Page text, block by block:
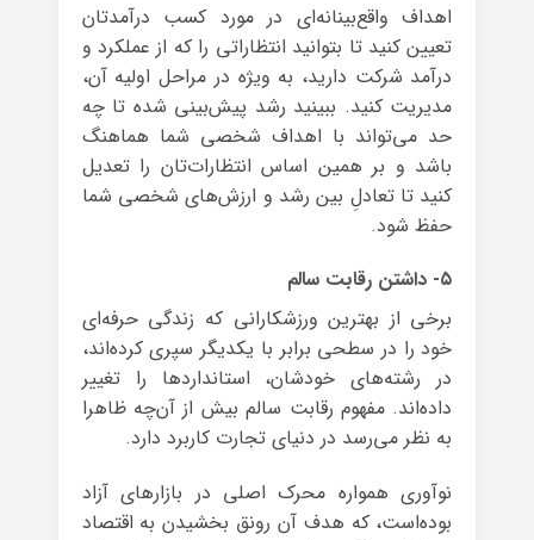
اهداف واقع‌بینانه‌ای در مورد کسب درآمدتان
تعیین کنید تا بتوانید انتظاراتی را که از عملکرد و
درآمد شرکت دارید، به ویژه در مراحل اولیه آن،
مدیریت کنید. ببینید رشد پیش‌بینی شده تا چه
حد می‌تواند با اهداف شخصی شما هماهنگ
باشد و بر همین اساس انتظارات‌تان را تعدیل
کنید تا تعادلِ بین رشد و ارزش‌های شخصی شما
حفظ شود.
۵- داشتن رقابت سالم
برخی از بهترین ورزشکارانی که زندگی حرفه‌ای
خود را در سطحی برابر با یکدیگر سپری کرده‌اند،
در رشته‌های خودشان، استانداردها را تغییر
داده‌اند. مفهوم رقابت سالم بیش از آن‌چه ظاهرا
به نظر می‌رسد در دنیای تجارت کاربرد دارد.
نوآوری همواره محرک اصلی در بازارهای آزاد
بوده‌است، که هدف آن رونق بخشیدن به اقتصاد